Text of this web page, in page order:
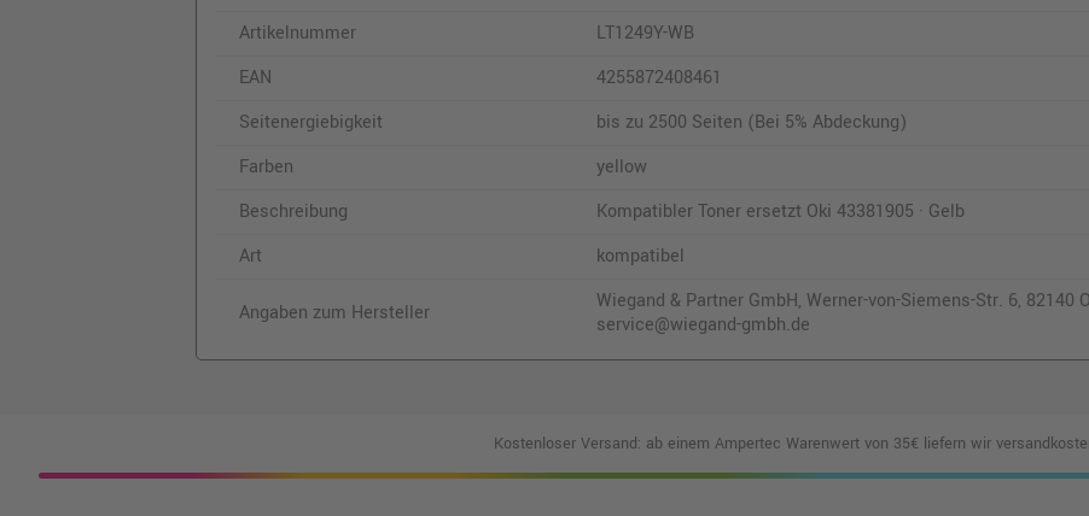
Artikelnummer
LT1249Y-WB
EAN
4255872408461
Seitenergiebigkeit
bis zu 2500 Seiten (Bei 5% Abdeckung)
Farben
yellow
Beschreibung
Kompatibler Toner ersetzt Oki 43381905 · Gelb
Art
kompatibel
Angaben zum Hersteller
Wiegand & Partner GmbH, Werner-von-Siemens-Str. 6, 82140
service@wiegand-gmbh.de
Kostenloser Versand: ab einem Ampertec Warenwert von 35€ liefern wir